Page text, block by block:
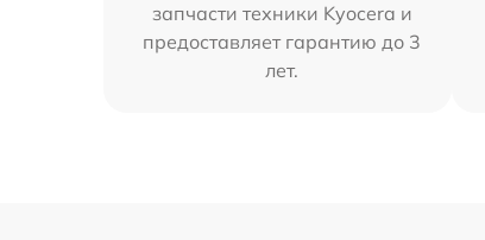
запчасти техники Kyocera и
предоставляет гарантию до 3
лет.